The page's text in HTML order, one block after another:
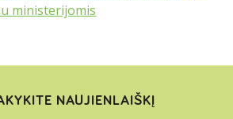
ministerijomis
NAUJIENLAIŠKĮ